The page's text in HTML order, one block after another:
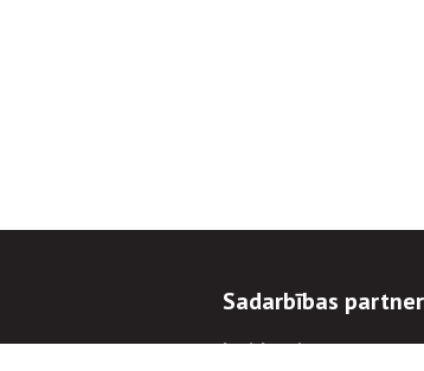
Sadarbības
Iepirkumi